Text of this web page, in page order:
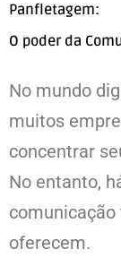
Panfletagem:
O poder da
No mundo
muitos
concentrar
No entanto,
oferecem.